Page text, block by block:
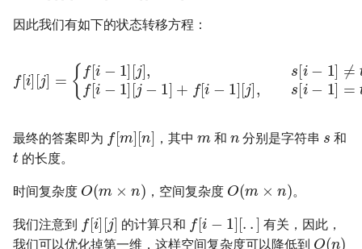
31. 下一个排列
32. 最长有效括号
34. 在排序数组中查找元素的
第一个和最后一个位置
33. 二叉搜索树的后序遍历序
34. 二叉树中和为某一值的路
径
4.10. 检查子树
4.12. 求和路径
5.2. 二进制数转字符串
5.3. 翻转数位
5.4. 下一个数
因此我们有如下的状态转移方程：
={f[ 1][j] ][j− 1]+ f[ i
最终的答案即为
f[ m] n
，其中 和 分别是字符串 和
t
的长度。
时间复杂度
O ( )
，空间复杂度
O ( )
。
我们注意到
f[i][ j]
的计算只和
f[i ][.
有关，因此，
我们可以优化掉第一维，这样空间复杂度可以降低到
O(n)